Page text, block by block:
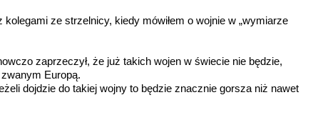
ze strzelnicy, kiedy mówiłem o wojnie w „wymiarze
zaprzeczył, że już takich wojen w świecie nie będzie,
Europą.
dojdzie do takiej wojny to będzie znacznie gorsza niż nawet